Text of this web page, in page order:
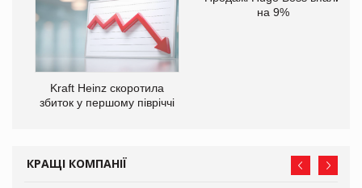
Kraft Heinz скоротила
збиток у першому півріччі
на 9%
КРАЩІ КОМПАНІЇ